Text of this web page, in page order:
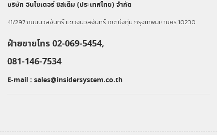
บริษัท อินไซเดอร์ ซิสเต็ม (ประเทศไทย) จำกัด
41/297 ถนนนวลจันทร์ แขวงนวลจันทร์ เขตบึงกุ่ม กรุงเทพมหานคร 10230
ฝ่ายขายโทร 02-069-5454,
081-146-7534
E-mail : sales@insidersystem.co.th